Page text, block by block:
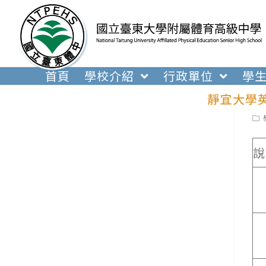
內
首頁 學校介紹 行政單位 學
靜宜大學
說